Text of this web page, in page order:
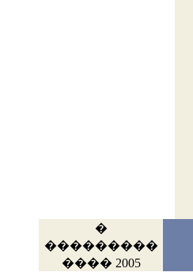
�
���������
���� 2005